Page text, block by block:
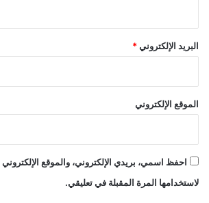
البريد الإلكتروني*
الموقع الإلكتروني
احفظ اسمي، بريدي الإلكتروني، والموقع
لاستخدامها المرة المقبلة في تعليقي.